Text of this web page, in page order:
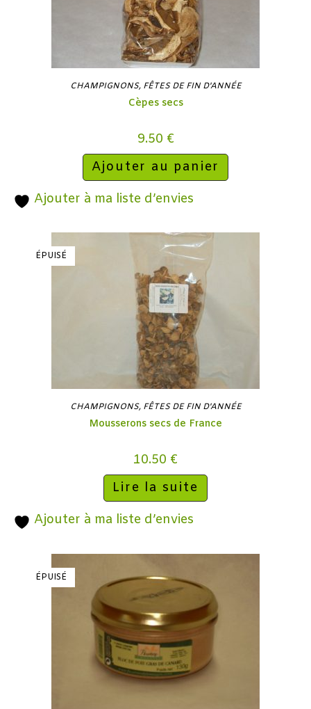
CHAMPIGNONS, FÊTES DE FIN D'ANNÉE
Cèpes secs
9.50 €
Ajouter au panier
Ajouter à ma liste d’envies
ÉPUISÉ
CHAMPIGNONS, FÊTES DE FIN D'ANNÉE
Mousserons secs de France
10.50 €
Lire la suite
Ajouter à ma liste d’envies
ÉPUISÉ